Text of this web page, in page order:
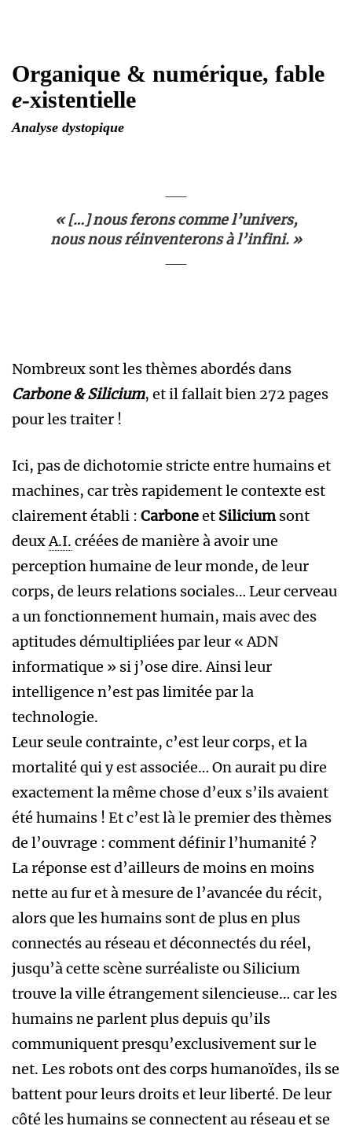
Organique & numérique, fable
e-xistentielle
Analyse dystopique
« […] nous ferons comme l’univers,
nous nous réinventerons à l’infini. »
Nombreux sont les thèmes abordés dans
Carbone & Silicium, et il fallait bien 272 pages
pour les traiter !
Ici, pas de dichotomie stricte entre humains et
machines, car très rapidement le contexte est
clairement établi : Carboneet Siliciumsont
deuxA.I. créées de manière à avoir une
perception humaine de leur monde, de leur
corps, de leurs relations sociales… Leur cerveau
a un fonctionnement humain, mais avec des
aptitudes démultipliées par leur « ADN
informatique » si j’ose dire. Ainsi leur
intelligence n’est pas limitée par la
technologie.
Leur seule contrainte, c’est leur corps, et la
mortalité qui y est associée… On aurait pu dire
exactement la même chose d’eux s’ils avaient
été humains ! Et c’est là le premier des thèmes
de l’ouvrage : comment définir l’humanité ?
La réponse est d’ailleurs de moins en moins
nette au fur et à mesure de l’avancée du récit,
alors que les humains sont de plus en plus
connectés au réseau et déconnectés du réel,
jusqu’à cette scène surréaliste ou Silicium
trouve la ville étrangement silencieuse… car les
humains ne parlent plus depuis qu’ils
communiquent presqu’exclusivement sur le
net. Les robots ont des corps humanoïdes, ils se
battent pour leurs droits et leur liberté. De leur
côté les humains se connectent au réseau et se